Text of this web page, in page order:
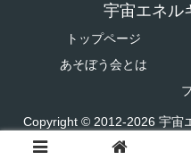
宇宙エネル
トップページ
あそぼう会とは
Copyright © 2012-2026 宇宙